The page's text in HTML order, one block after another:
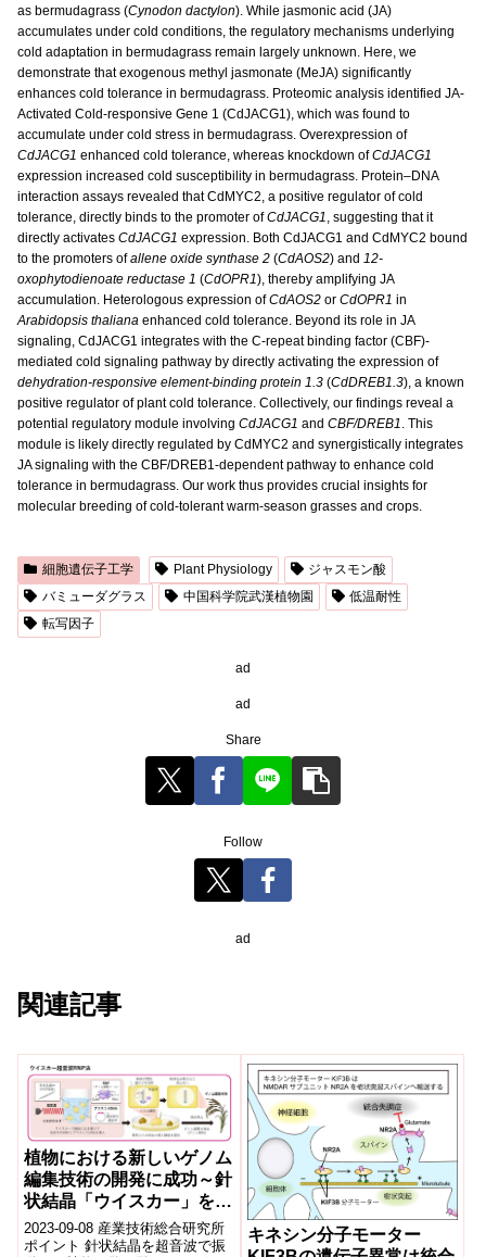
as bermudagrass (Cynodon dactylon). While jasmonic acid (JA)
accumulates under cold conditions, the regulatory mechanisms underlying
cold adaptation in bermudagrass remain largely unknown. Here, we
demonstrate that exogenous methyl jasmonate (MeJA) significantly
enhances cold tolerance in bermudagrass. Proteomic analysis identified JA-
Activated Cold-responsive Gene 1 (CdJACG1), which was found to
accumulate under cold stress in bermudagrass. Overexpression of
CdJACG1 enhanced cold tolerance, whereas knockdown ofCdJACG1
expression increased cold susceptibility in bermudagrass. Protein–DNA
interaction assays revealed that CdMYC2, a positive regulator of cold
tolerance, directly binds to the promoter ofCdJACG1, suggesting that it
directly activates CdJACG1 expression. Both CdJACG1 and CdMYC2 bound
to the promoters ofallene oxide synthase 2 (CdAOS2) and 12-
oxophytodienoate reductase 1 (CdOPR1), thereby amplifying JA
accumulation. Heterologous expression ofCdAOS2 or CdOPR1 in
Arabidopsis thaliana enhanced cold tolerance. Beyond its role in JA
signaling, CdJACG1 integrates with the C-repeat binding factor (CBF)-
mediated cold signaling pathway by directly activating the expression of
dehydration-responsive element-binding protein 1.3 (CdDREB1.3), a known
positive regulator of plant cold tolerance. Collectively, our findings reveal a
potential regulatory module involving CdJACG1 and CBF/DREB1. This
module is likely directly regulated by CdMYC2 and synergistically integrates
JA signaling with the CBF/DREB1-dependent pathway to enhance cold
tolerance in bermudagrass. Our work thus provides crucial insights for
molecular breeding of cold-tolerant warm-season grasses and crops.
細胞遺伝子工学 Plant Physiology
ジャスモン酸
バミューダグラス
中国科学院武漢植物園
低温耐性
転写因子
ad
ad
Share
Follow
ad
関連記事
植物における新しいゲノム
編集技術の開発に成功～針
状結晶「ウイスカー」を用
いた新しい分子導入技術で
ゲノム編集作物のより効率
2023-09-08 産業技術総合研究所
ポイント 針状結晶を超音波で振
キネシン分子モーター